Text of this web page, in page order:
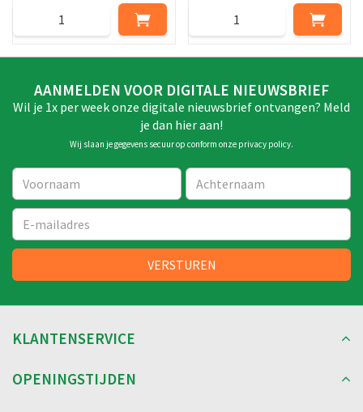
AANMELDEN VOOR DIGITALE NIEUWSBRIEF
Wil je 1x per week onze digitale nieuwsbrief ontvangen? Meld
je dan hier aan!
Wij slaan je gegevens secuur op conform onze privacy policy.
KLANTENSERVICE
OPENINGSTIJDEN